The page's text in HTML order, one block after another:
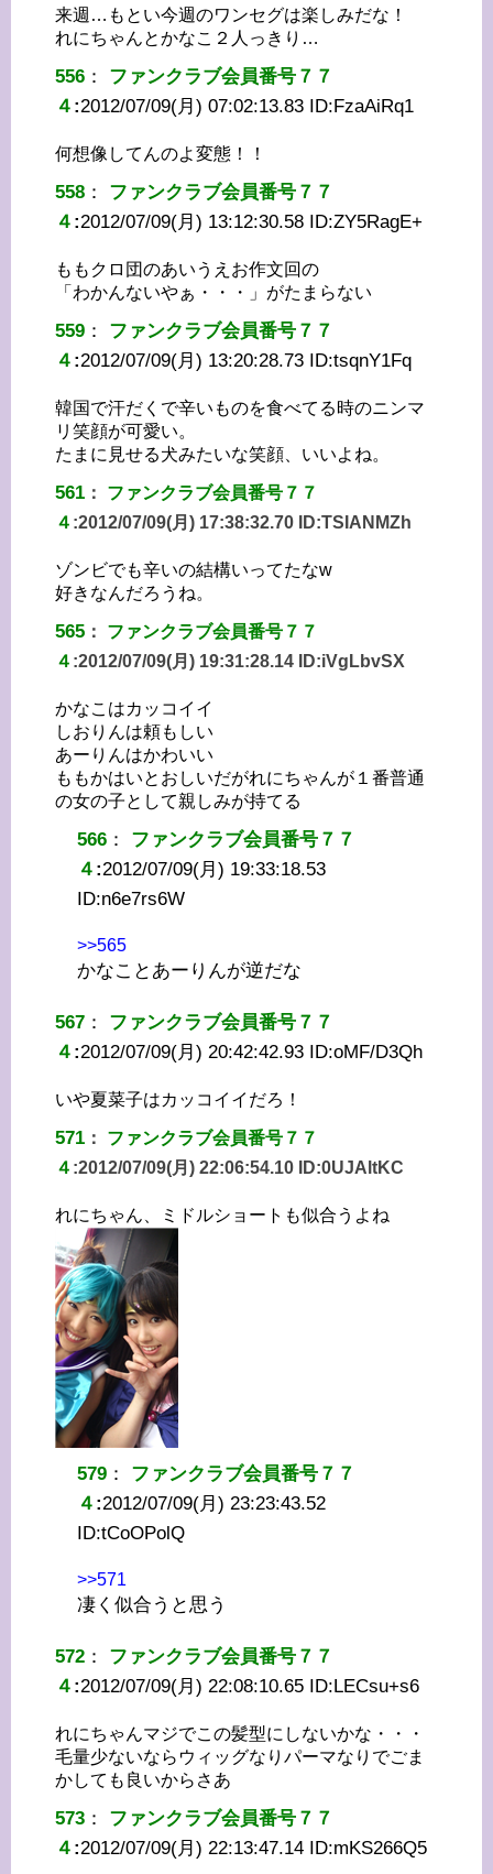
来週…もとい今週のワンセグは楽しみだな！
れにちゃんとかなこ２人っきり…
556 ： ファンクラブ会員番号７７
４ :2012/07/09(月) 07:02:13.83 ID:FzaAiRq1
何想像してんのよ変態！！
558 ： ファンクラブ会員番号７７
４ :2012/07/09(月) 13:12:30.58 ID:ZY5RagE+
ももクロ団のあいうえお作文回の
「わかんないやぁ・・・」がたまらない
559 ： ファンクラブ会員番号７７
４ :2012/07/09(月) 13:20:28.73 ID:tsqnY1Fq
韓国で汗だくで辛いものを食べてる時のニンマ
リ笑顔が可愛い。
たまに見せる犬みたいな笑顔、いいよね。
561 ： ファンクラブ会員番号７７
４ :2012/07/09(月) 17:38:32.70 ID:TSIANMZh
ゾンビでも辛いの結構いってたなw
好きなんだろうね。
565 ： ファンクラブ会員番号７７
４ :2012/07/09(月) 19:31:28.14 ID:iVgLbvSX
かなこはカッコイイ
しおりんは頼もしい
あーりんはかわいい
ももかはいとおしいだがれにちゃんが１番普通
の女の子として親しみが持てる
566 ： ファンクラブ会員番号７７
４ :2012/07/09(月) 19:33:18.53
ID:n6e7rs6W
>>565
かなことあーりんが逆だな
567 ： ファンクラブ会員番号７７
４ :2012/07/09(月) 20:42:42.93 ID:oMF/D3Qh
いや夏菜子はカッコイイだろ！
571 ： ファンクラブ会員番号７７
４ :2012/07/09(月) 22:06:54.10 ID:0UJAltKC
れにちゃん、ミドルショートも似合うよね
579 ： ファンクラブ会員番号７７
４ :2012/07/09(月) 23:23:43.52
ID:tCoOPolQ
>>571
凄く似合うと思う
572 ： ファンクラブ会員番号７７
４ :2012/07/09(月) 22:08:10.65 ID:LECsu+s6
れにちゃんマジでこの髪型にしないかな・・・
毛量少ないならウィッグなりパーマなりでごま
かしても良いからさあ
573 ： ファンクラブ会員番号７７
４ :2012/07/09(月) 22:13:47.14 ID:mKS266Q5